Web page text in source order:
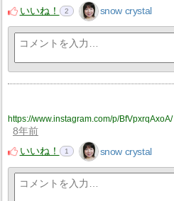
いいね！
2 snow crystal
https://www.instagram.com/p/BfVpxrqAxoA/
8年前
いいね！
1 snow crystal